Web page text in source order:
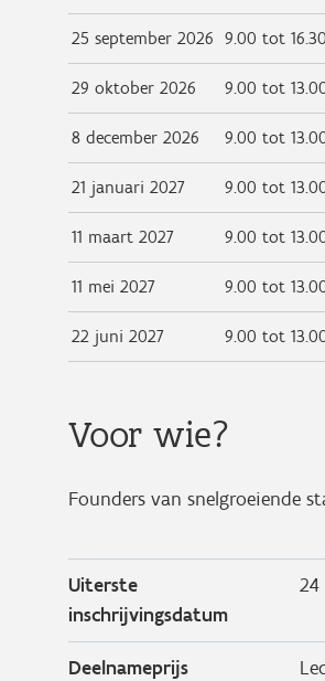
25 september 2026 9.00 tot
29 oktober 2026 9.00 tot
8 december 2026 9.00 tot
21 januari 2027 9.00 tot
11 maart 2027 9.00 tot
11 mei 2027 9.00 tot
22 juni 2027 9.00 tot
Voor wie?
Founders van snelgroeiende
Uiterste
inschrijvingsdatum
24
Deelnameprijs